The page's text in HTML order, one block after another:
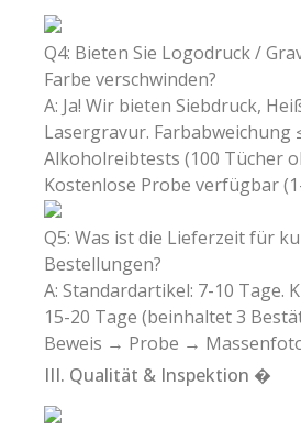
Q4: Bieten Sie Logodruck /
Farbe verschwinden?
A: Ja! Wir bieten Siebdruck,
Lasergravur. Farbabweichung
Alkoholreibtests (100 Tücher
Kostenlose Probe verfügbar
Q5: Was ist die Lieferzeit für
Bestellungen?
A: Standardartikel: 7-10 Tage.
15-20 Tage (beinhaltet 3
Beweis → Probe →
III. Qualität & Inspektion �